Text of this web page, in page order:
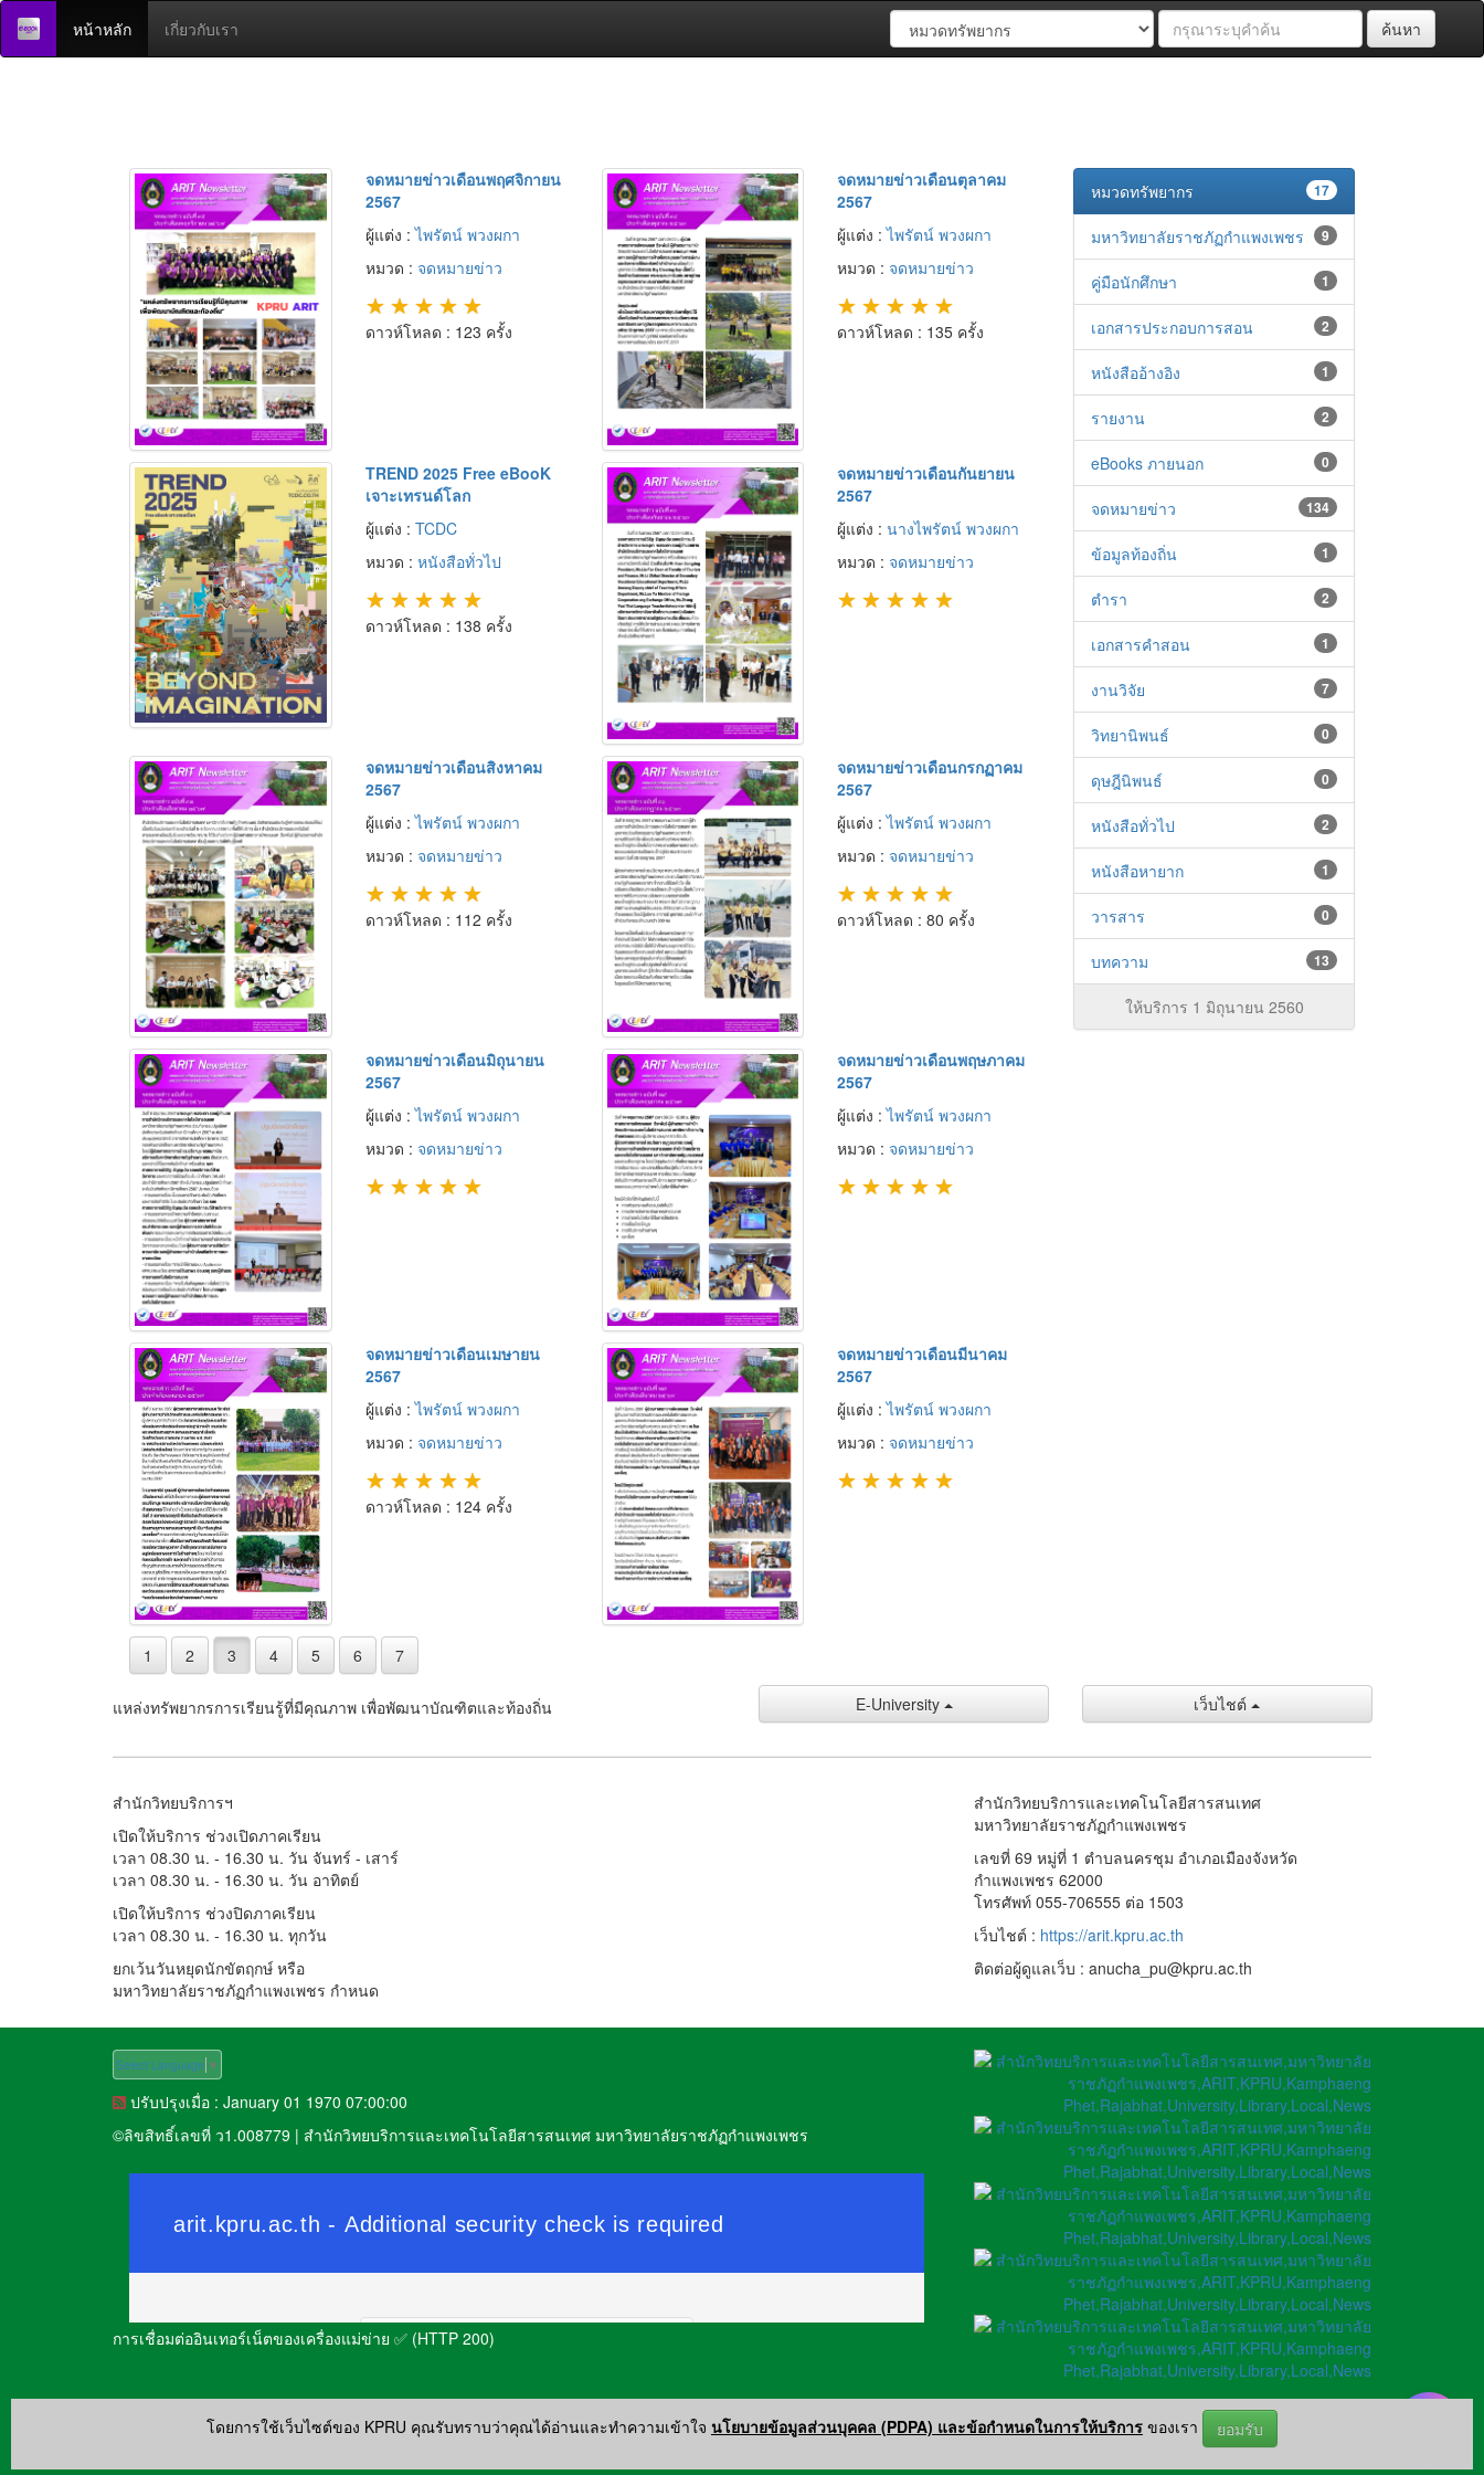
หน้าหลัก เกี่ยวกับเรา ค้นหา
จดหมายข่าวเดือนพฤศจิกายน
2567
ผู้แต่ง :ไพรัตน์ พวงผกา
หมวด : จดหมายข่าว
★ ★ ★ ★ ★
ดาวห์โหลด : 123 ครั้ง
จดหมายข่าวเดือนตุลาคม
2567
ผู้แต่ง :ไพรัตน์ พวงผกา
หมวด : จดหมายข่าว
★ ★ ★ ★ ★
ดาวห์โหลด : 135 ครั้ง
TREND 2025 Free eBooK
เจาะเทรนด์โลก
ผู้แต่ง : TCDC
หมวด : หนังสือทั่วไป
★ ★ ★ ★ ★
ดาวห์โหลด : 138 ครั้ง
จดหมายข่าวเดือนกันยายน
2567
ผู้แต่ง :นางไพรัตน์ พวงผกา
หมวด : จดหมายข่าว
★ ★ ★ ★ ★
จดหมายข่าวเดือนสิงหาคม
2567
ผู้แต่ง :ไพรัตน์ พวงผกา
หมวด : จดหมายข่าว
★ ★ ★ ★ ★
ดาวห์โหลด : 112 ครั้ง
จดหมายข่าวเดือนกรกฏาคม
2567
ผู้แต่ง :ไพรัตน์ พวงผกา
หมวด : จดหมายข่าว
★ ★ ★ ★ ★
ดาวห์โหลด : 80 ครั้ง
จดหมายข่าวเดือนมิถุนายน
2567
ผู้แต่ง :ไพรัตน์ พวงผกา
หมวด : จดหมายข่าว
★ ★ ★ ★ ★
จดหมายข่าวเดือนพฤษภาคม
2567
ผู้แต่ง :ไพรัตน์ พวงผกา
หมวด : จดหมายข่าว
★ ★ ★ ★ ★
จดหมายข่าวเดือนเมษายน
2567
ผู้แต่ง :ไพรัตน์ พวงผกา
หมวด : จดหมายข่าว
★ ★ ★ ★ ★
ดาวห์โหลด : 124 ครั้ง
จดหมายข่าวเดือนมีนาคม
2567
ผู้แต่ง :ไพรัตน์ พวงผกา
หมวด : จดหมายข่าว
★ ★ ★ ★ ★
1 2 3 4 5 6 7
17
หมวดทรัพยากร
9
มหาวิทยาลัยราชภัฏกำแพงเพชร
1
คู่มือนักศึกษา
2
เอกสารประกอบการสอน
1
หนังสืออ้างอิง
2
รายงาน
0
eBooks ภายนอก
134
จดหมายข่าว
1
ข้อมูลท้องถิ่น
2
ตำรา
1
เอกสารคำสอน
7
งานวิจัย
0
วิทยานิพนธ์
0
ดุษฎีนิพนธ์
2
หนังสือทั่วไป
1
หนังสือหายาก
0
วารสาร
13
บทความ
ให้บริการ 1 มิถุนายน 2560
แหล่งทรัพยากรการเรียนรู้ที่มีคุณภาพ เพื่อพัฒนาบัณฑิตและท้องถิ่น E-University เว็บไชต์
สำนักวิทยบริการฯ
เปิดให้บริการ ช่วงเปิดภาคเรียน
เวลา 08.30 น. - 16.30 น. วัน จันทร์ - เสาร์
เวลา 08.30 น. - 16.30 น. วัน อาทิตย์
เปิดให้บริการ ช่วงปิดภาคเรียน
เวลา 08.30 น. - 16.30 น. ทุกวัน
ยกเว้นวันหยุดนักขัตฤกษ์ หรือ
มหาวิทยาลัยราชภัฏกำแพงเพชร กำหนด
สำนักวิทยบริการและเทคโนโลยีสารสนเทศ
มหาวิทยาลัยราชภัฏกำแพงเพชร
เลขที่ 69 หมู่ที่ 1 ตำบลนครชุม อำเภอเมืองจังหวัด
กำแพงเพชร 62000
โทรศัพท์ 055-706555 ต่อ 1503
เว็บไชต์ : https://arit.kpru.ac.th
ติดต่อผู้ดูแลเว็บ : anucha_pu@kpru.ac.th
Select Language ▼
ปรับปรุงเมื่อ : January 01 1970 07:00:00
©ลิขสิทธิ์เลขที่ ว1.008779 | สำนักวิทยบริการและเทคโนโลยีสารสนเทศ มหาวิทยาลัยราชภัฏกำแพงเพชร
การเชื่อมต่ออินเทอร์เน็ตของเครื่องแม่ข่าย ✅ (HTTP 200)
โดยการใช้เว็บไซต์ของ KPRU คุณรับทราบว่าคุณได้อ่านและทำความเข้าใจ นโยบายข้อมูลส่วนบุคคล (PDPA) และข้อกำหนดในการให้บริการ ของเรา ยอมรับ